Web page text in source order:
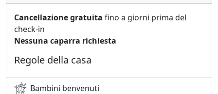
Cancellazione gratuita fino a giorni prima del
check-in
Nessuna caparra richiesta
Regole della casa
Bambini benvenuti